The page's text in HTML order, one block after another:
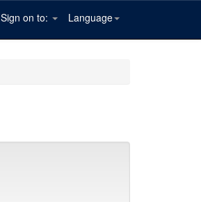
Language
Sign on to: